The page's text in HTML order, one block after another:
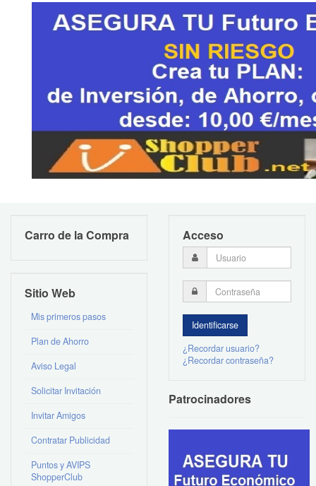
Carro de la Compra
Sitio Web
Mis primeros pasos
Plan de Ahorro
Aviso Legal
Solicitar Invitación
Invitar Amigos
Contratar Publicidad
Puntos y AVIPS
ShopperClub
Acceso
¿Recordar usuario?
¿Recordar contraseña?
Patrocinadores